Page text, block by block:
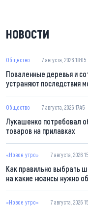
НОВОСТИ
Общество 7 августа, 2026 18:05
Поваленные деревья и
устраняют последствия
Общество 7 августа, 2026 17:45
Лукашенко потребовал
товаров на прилавках
«Новое утро» 7 августа, 2026
Как правильно выбрать
на какие нюансы нужно
«Новое утро» 7 августа, 2026